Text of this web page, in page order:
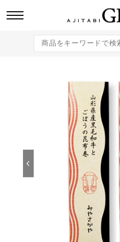
のギフト商品をご提案します。